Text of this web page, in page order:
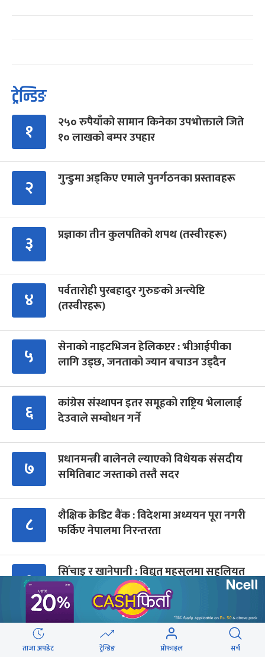
ट्रेन्डिङ
१
२५० रुपैयाँको सामान किनेका उपभोक्ताले जिते
१० लाखको बम्पर उपहार
२ गुन्डुमा अड्किए एमाले पुनर्गठनका प्रस्तावहरू
३ प्रज्ञाका तीन कुलपतिको शपथ (तस्वीरहरू)
४
पर्वतारोही पुरबहादुर गुरुङको अन्त्येष्टि
(तस्वीरहरू)
५
सेनाको नाइटभिजन हेलिकप्टर : भीआईपीका
लागि उड्छ, जनताको ज्यान बचाउन उड्दैन
६
कांग्रेस संस्थापन इतर समूहको राष्ट्रिय भेलालाई
देउवाले सम्बोधन गर्ने
७
प्रधानमन्त्री बालेनले ल्याएको विधेयक संसदीय
समितिबाट जस्ताको तस्तै सदर
८
शैक्षिक क्रेडिट बैंक : विदेशमा अध्ययन पूरा नगरी
फर्किए नेपालमा निरन्तरता
९
सिँचाइ र खानेपानी : विद्युत् महसुलमा सहुलियत
दर, तर १३ प्रतिशत भ्याटको भार
Advertisment
ताजा अपडेट ट्रेन्डिङ प्रोफाइल सर्च